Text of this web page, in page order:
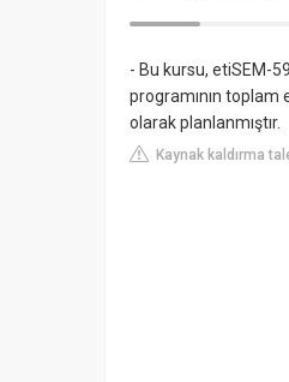
- Bu kursu, etiSEM-
programının
olarak planlanmıştır.
Kaynak kaldırma